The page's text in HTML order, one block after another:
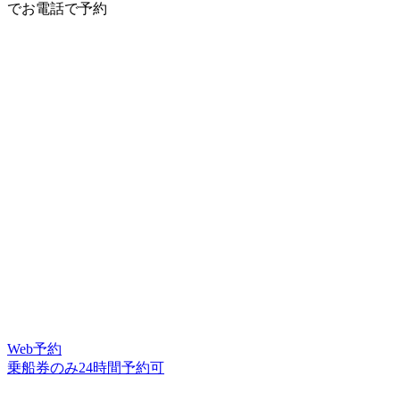
でお電話で予約
Web予約
乗船券のみ24時間予約可